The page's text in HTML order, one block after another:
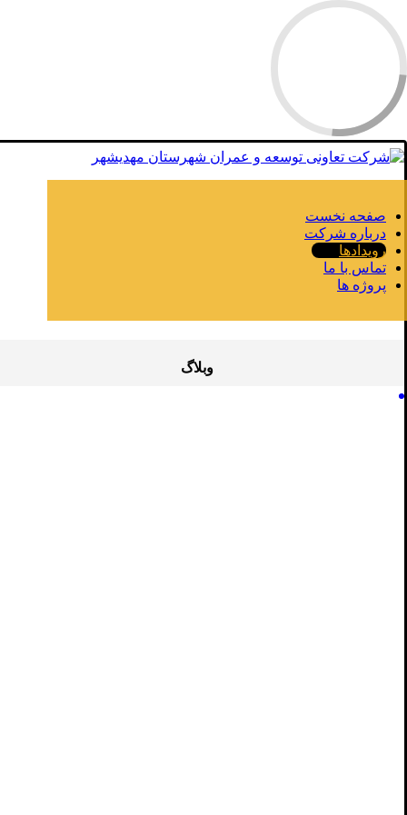
صفحه نخست
درباره شرکت
رویدادها
تماس با ما
پروژه ها
وبلاگ